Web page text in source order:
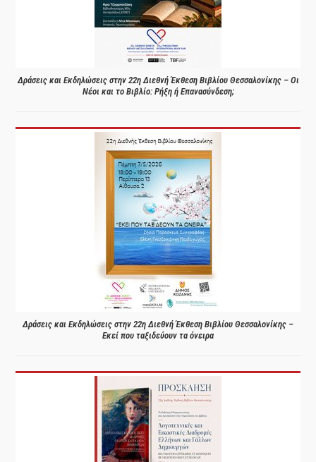
Δράσεις και Εκδηλώσεις στην 22η Διεθνή Έκθεση Βιβλίου Θεσσαλονίκης – Οι
Νέοι και το Βιβλίο: Ρήξη ή Επανασύνδεση;
Δράσεις και Εκδηλώσεις στην 22η Διεθνή Έκθεση Βιβλίου Θεσσαλονίκης –
Εκεί που ταξιδεύουν τα όνειρα